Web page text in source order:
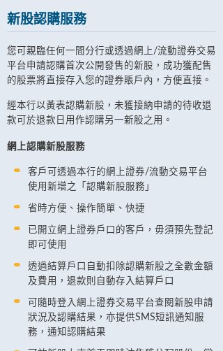
新股認購服務
您可親臨任何一間分行或透過網上/流動證券交易
平台申請認購首次公開發售的新股，成功獲配售
的股票將直接存入您的證券賬戶內，方便直接。
經本行以黃表認購新股，未獲接納申請的待收退
款可於退款日用作認購另一新股之用。
網上認購新股服務
客戶可透過本行的網上證券/流動交易平台
使用新增之「認購新股服務」
省時方便、操作簡單、快捷
已開立網上證券戶口的客戶，毋須預先登記
即可使用
透過結算戶口自動扣除認購新股之全數金額
及費用，退款則自動存入結算戶口
可隨時登入網上證券交易平台查閱新股申請
狀況及認購結果，亦提供SMS短訊通知服
務，通知認購結果